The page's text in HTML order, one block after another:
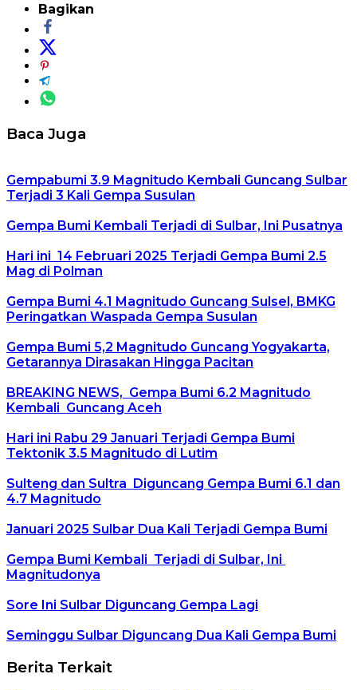
Bagikan
Baca Juga
Gempabumi 3.9 Magnitudo Kembali Guncang Sulbar
Terjadi 3 Kali Gempa Susulan
Gempa Bumi Kembali Terjadi di Sulbar, Ini Pusatnya
Hari ini 14 Februari 2025 Terjadi Gempa Bumi 2.5
Mag di Polman
Gempa Bumi 4.1 Magnitudo Guncang Sulsel, BMKG
Peringatkan Waspada Gempa Susulan
Gempa Bumi 5,2 Magnitudo Guncang Yogyakarta,
Getarannya Dirasakan Hingga Pacitan
BREAKING NEWS, Gempa Bumi 6.2 Magnitudo
Kembali Guncang Aceh
Hari ini Rabu 29 Januari Terjadi Gempa Bumi
Tektonik 3.5 Magnitudo di Lutim
Sulteng dan Sultra Diguncang Gempa Bumi 6.1 dan
4.7 Magnitudo
Januari 2025 Sulbar Dua Kali Terjadi Gempa Bumi
Gempa Bumi Kembali Terjadi di Sulbar, Ini
Magnitudonya
Sore Ini Sulbar Diguncang Gempa Lagi
Seminggu Sulbar Diguncang Dua Kali Gempa Bumi
Berita Terkait